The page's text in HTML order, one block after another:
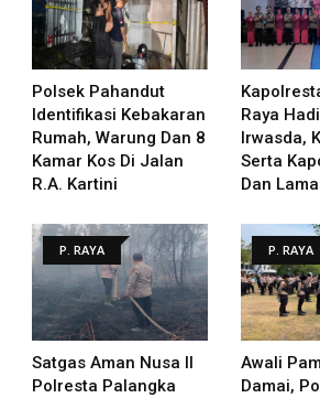
Polsek Pahandut
Identifikasi Kebakaran
Rumah, Warung Dan 8
Kamar Kos Di Jalan
R.A. Kartini
Raya
Irwasda,
Serta
Dan
P. RAYA
Satgas Aman Nusa II
Polresta Palangka
P. RAYA
Awali
Damai,